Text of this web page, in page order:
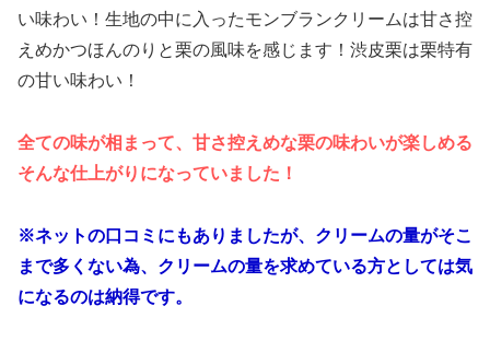
い味わい！生地の中に入ったモンブランクリームは甘さ控
えめかつほんのりと栗の風味を感じます！渋皮栗は栗特有
の甘い味わい！
全ての味が相まって、甘さ控えめな栗の味わいが楽しめる
そんな仕上がりになっていました！
※ネットの口コミにもありましたが、クリームの量がそこ
まで多くない為、クリームの量を求めている方としては気
になるのは納得です。